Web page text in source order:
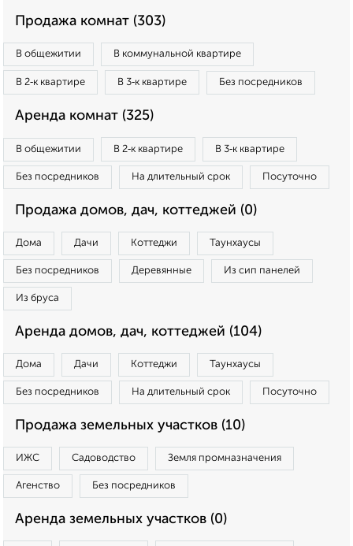
Продажа комнат (303)
В общежитии В коммунальной квартире
В 2‑к квартире В 3‑к квартире Без посредников
Аренда комнат (325)
В общежитии В 2‑к квартире В 3‑к квартире
Без посредников На длительный срок Посуточно
Продажа домов, дач, коттеджей (0)
Дома Дачи Коттеджи Таунхаусы
Без посредников Деревянные Из сип панелей
Из бруса
Аренда домов, дач, коттеджей (104)
Дома Дачи Коттеджи Таунхаусы
Без посредников На длительный срок Посуточно
Продажа земельных участков (10)
ИЖС Садоводство Земля промназначения
Агенство Без посредников
Аренда земельных участков (0)